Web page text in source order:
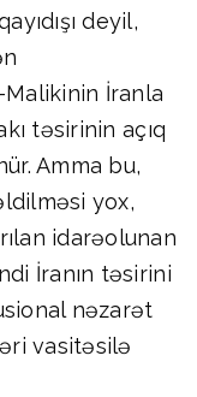
deyil,
Malikinin İranla
təsirinin açıq
Amma bu,
yox,
idarəolunan
İranın təsirini
nəzarət
vasitəsilə